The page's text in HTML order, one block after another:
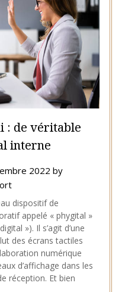
: de véritable
interne
2022 by
dispositif de
appelé « phygital »
»). Il s’agit d’une
des écrans tactiles
numérique
d’affichage dans les
réception. Et bien